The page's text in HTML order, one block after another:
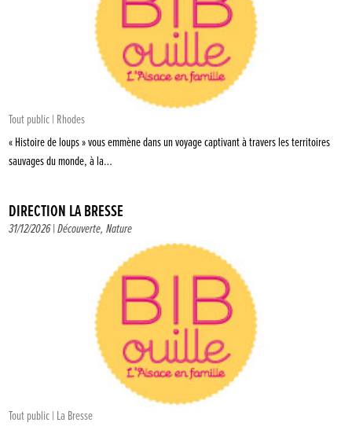
Tout public | Rhodes
« Histoire de loups » vous emmène dans un voyage captivant à travers les territoires
sauvages du monde, à la…
DIRECTION LA BRESSE
31/12/2026 |Découverte,Nature
Tout public | La Bresse